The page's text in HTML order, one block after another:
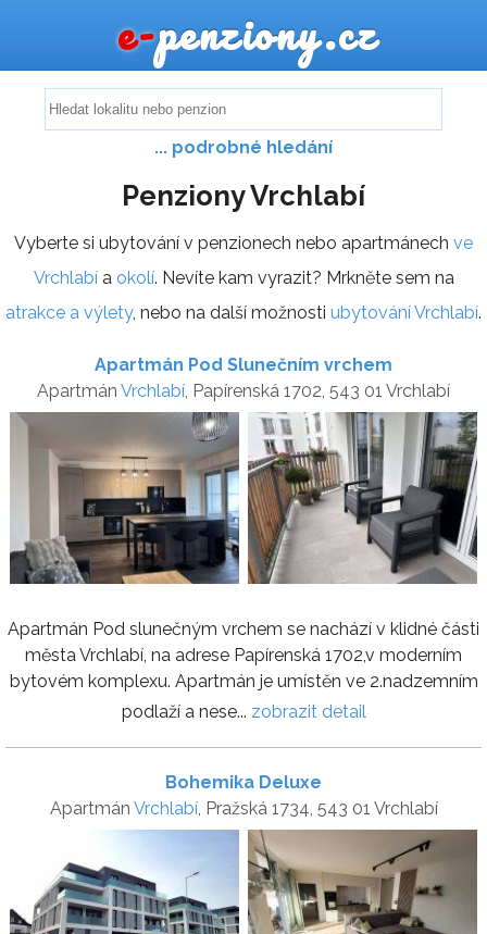
e-penziony.cz
... podrobné hledání
Penziony Vrchlabí
Vyberte si ubytování v penzionech nebo apartmánech ve
Vrchlabía okolí. Nevíte kam vyrazit? Mrkněte sem na
atrakce a výlety, nebo na další možnosti ubytování Vrchlabí.
Apartmán Pod Slunečním vrchem
Apartmán Vrchlabí , Papírenská 1702, 543 01 Vrchlabí
Apartmán Pod slunečným vrchem se nachází v klidné části
města Vrchlabí, na adrese Papírenská 1702,v moderním
bytovém komplexu. Apartmán je umístěn ve 2.nadzemním
podlaží a nese... zobrazit detail
Bohemika Deluxe
Apartmán Vrchlabí, Pražská 1734, 543 01 Vrchlabí